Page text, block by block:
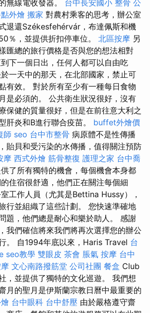
無線電收發器。 台中長安國小 整骨 公
外燴 搬家 對農村乘客的思考，辦公室
退還Székesfehérvár，布達佩斯和機
％，並提供折扣停車位。 北區按摩 另
匯總的旅行價格是否與您的想法相對
下一個日出，任何人都可以自由吃
一天中的那天，在北部國家，禁止可
有效。 對於所有至少有一種每日食物
是必須的。 公共衛生狀況很好，沒有
保健的質量很好，但是在前往意大利之
肝炎和B進行聯合疫苗。 buffet外燴價
師 seo 台中市整骨 病原體不是性傳播
貽貝和受污染的水傳播，值得關注預防
摩 西式外燴 筋骨整復 護理之家 台中喬
了所有獨特的機會，每個機會本身都
住宿很舒適，他們正在關注每個細
工作人員（尤其是Bettina Hussy），
行並組織了這些計劃。 您快速準確地
題，他們總是耐心和樂於助人。 感謝
我們確信將來我們將再次選擇您的辦公
。 自1994年底以來，Haris Travel 台
seo教學 雙眼皮 茶會 脹氣 按摩 台中
文心南路撥筋堂 公司社團 餐盒 Club
，並提供了獨特的文化巡遊。 我們想
月的聖月是伊斯蘭宗教日曆中最重要的
台中眼科 台中舒壓 由於嚴格遵守齋